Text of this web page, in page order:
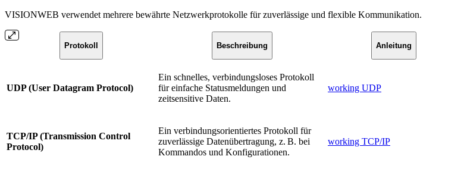
VISIONWEB verwendet mehrere bewährte Netzwerkprotokolle für zuverlässige und flexible Kommunikation.
Protokoll Beschreibung Anleitung
UDP (User Datagram Protocol)
Ein schnelles, verbindungsloses Protokoll
für einfache Statusmeldungen und
zeitsensitive Daten.
working UDP
TCP/IP (Transmission Control
Protocol)
Ein verbindungsorientiertes Protokoll für
zuverlässige Datenübertragung, z. B. bei
Kommandos und Konfigurationen.
working TCP/IP